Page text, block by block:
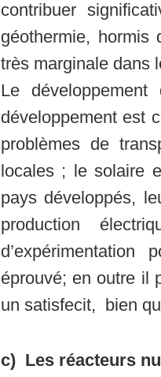
contribuer
géothermie, hormis
très marginale dans
Le
développement est
problèmes de
locales ; le solaire
pays développés,
production
éprouvé; en outre il
un satisfecit, bien
c) Les réacteurs